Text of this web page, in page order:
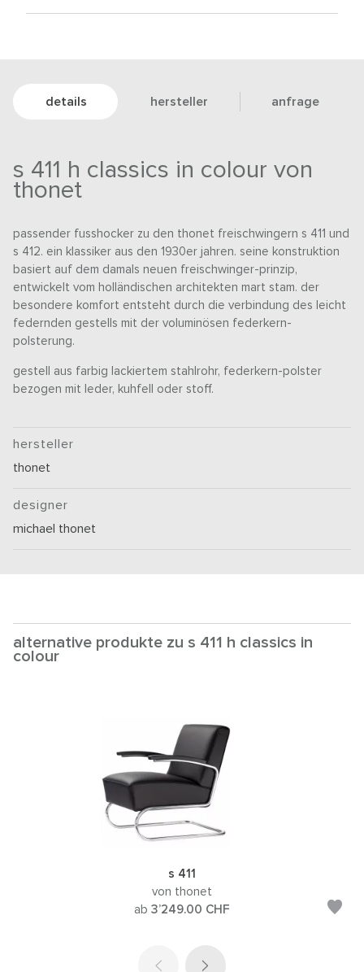
details hersteller anfrage
s 411 h classics in colour von
thonet
passender fusshocker zu den thonet freischwingern s 411 und
s 412. ein klassiker aus den 1930er jahren. seine konstruktion
basiert auf dem damals neuen freischwinger-prinzip,
entwickelt vom holländischen architekten mart stam. der
besondere komfort entsteht durch die verbindung des leicht
federnden gestells mit der voluminösen federkern-
polsterung.
gestell aus farbig lackiertem stahlrohr, federkern-polster
bezogen mit leder, kuhfell oder stoff.
hersteller
thonet
designer
michael thonet
alternative produkte zu s 411 h classics in
colour
s 411
von thonet
ab 3’249.00 CHF